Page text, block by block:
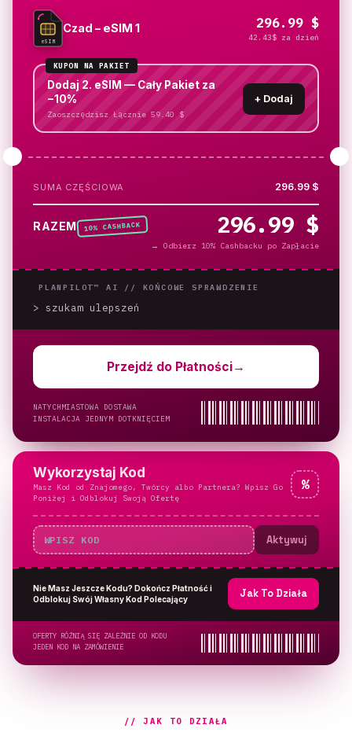
eSIM
Czad – eSIM 1 296.99 $
42.43$ za dzień
KUPON NA PAKIET
Dodaj 2. eSIM — Cały Pakiet za
−10%
Zaoszczędzisz Łącznie 59.40 $
+ Dodaj
SUMA CZĘŚCIOWA 296.99 $
RAZEM 10% CASHBACK 296.99 $
→ Odbierz 10% Cashbacku po Zapłacie
PLANPILOT™ AI // KOŃCOWE SPRAWDZENIE
> szukam ulepszeń
Przejdź do Płatności→
NATYCHMIASTOWA DOSTAWA
INSTALACJA JEDNYM DOTKNIĘCIEM
Wykorzystaj Kod
Masz Kod od Znajomego, Twórcy albo Partnera? Wpisz Go
Poniżej i Odblokuj Swoją Ofertę
%
Aktywuj
Nie Masz Jeszcze Kodu? Dokończ Płatność i
Odblokuj Swój Własny Kod Polecający
Jak To Działa
OFERTY RÓŻNIĄ SIĘ ZALEŻNIE OD KODU
JEDEN KOD NA ZAMÓWIENIE
// JAK TO DZIAŁA